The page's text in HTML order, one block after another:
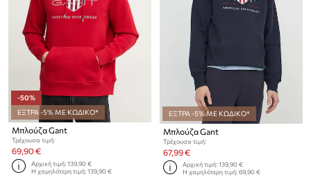
-50%
ΕΞΤΡΑ -5% ΜΕ ΚΩΔΙΚΟ*
Μπλούζα Gant
Τρέχουσα τιμή:
69,90 €
Αρχική τιμή:139,90 €
Η χαμηλότερη τιμή:139,90 €
ΕΞΤΡΑ -5% ΜΕ ΚΩΔΙΚΟ*
Μπλούζα Gant
Τρέχουσα τιμή:
67,99 €
Αρχική τιμή:139,90 €
Η χαμηλότερη τιμή:69,90 €